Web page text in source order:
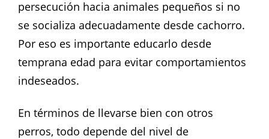
persecución hacia animales pequeños si no
se socializa adecuadamente desde cachorro.
Por eso es importante educarlo desde
temprana edad para evitar comportamientos
indeseados.
En términos de llevarse bien con otros
perros, todo depende del nivel de